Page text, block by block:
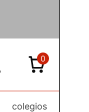
colegios
0